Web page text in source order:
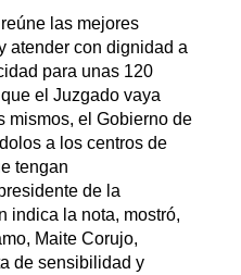
las mejores
atender con dignidad a
para unas 120
el Juzgado vaya
mismos, el Gobierno de
a los centros de
tengan
de la
indica la nota, mostró,
Maite Corujo,
de sensibilidad y